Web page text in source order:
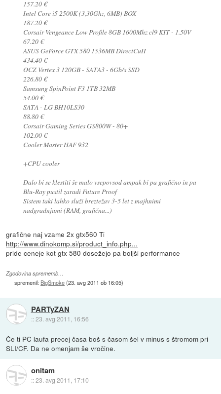
157.20 €
Intel Core i5 2500K (3,30Ghz, 6MB) BOX
187.20 €
Corsair Vengeance Low Profile 8GB 1600Mhz cl9 KIT - 1.50V
67.20 €
ASUS GeForce GTX 580 1536MB DirectCuII
434.40 €
OCZ Vertex 3 120GB - SATA3 - 6Gb/s SSD
226.80 €
Samsung SpinPoint F3 1TB 32MB
54.00 €
SATA - LG BH10LS30
88.80 €
Corsair Gaming Series GS800W - 80+
102.00 €
Cooler Master HAF 932
+CPU cooler
Dalo bi se klestiti še malo vsepovsod ampak bi pa grafično in pa
Blu-Ray pustil zaradi Future Proof
Sistem taki lahko služi breztežav 3-5 let z majhnimi
nadgradnjami (RAM, grafična...)
grafične naj vzame 2x gtx560 Ti
http://www.dinokomp.si/product_info.php...
pride ceneje kot gtx 580 dosežejo pa boljši performance
Zgodovina sprememb…
spremenil: BigSmoke(23. avg 2011 ob 16:05)
PARTyZAN
::23. avg 2011, 16:56
Če ti PC laufa precej časa boš s časom šel v minus s štromom pri
SLI/CF. Da ne omenjam še vročine.
onitam
::23. avg 2011, 17:10